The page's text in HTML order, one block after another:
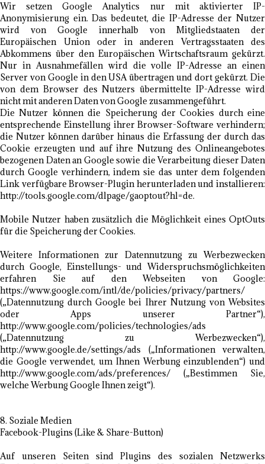
Wir setzen Google Analytics nur mit aktivierter IP-
Anonymisierung ein. Das bedeutet, die IP-Adresse der Nutzer
wird von Google innerhalb von Mitgliedstaaten der
Europäischen Union oder in anderen Vertragsstaaten des
Abkommens über den Europäischen Wirtschaftsraum gekürzt.
Nur in Ausnahmefällen wird die volle IP-Adresse an einen
Server von Google in den USA übertragen und dort gekürzt. Die
von dem Browser des Nutzers übermittelte IP-Adresse wird
nicht mit anderen Daten von Google zusammengeführt.
Die Nutzer können die Speicherung der Cookies durch eine
entsprechende Einstellung ihrer Browser-Software verhindern;
die Nutzer können darüber hinaus die Erfassung der durch das
Cookie erzeugten und auf ihre Nutzung des Onlineangebotes
bezogenen Daten an Google sowie die Verarbeitung dieser Daten
durch Google verhindern, indem sie das unter dem folgenden
Link verfügbare Browser-Plugin herunterladen und installieren:
http://tools.google.com/dlpage/gaoptout?hl=de.
Mobile Nutzer haben zusätzlich die Möglichkeit eines OptOuts
für die Speicherung der Cookies.
Weitere Informationen zur Datennutzung zu Werbezwecken
durch Google, Einstellungs- und Widerspruchsmöglichkeiten
erfahren Sie auf den Webseiten von Google:
https://www.google.com/intl/de/policies/privacy/partners/
(„Datennutzung durch Google bei Ihrer Nutzung von Websites
oder Apps unserer Partner“),
http://www.google.com/policies/technologies/ads
(„Datennutzung zu Werbezwecken“),
http://www.google.de/settings/ads („Informationen verwalten,
die Google verwendet, um Ihnen Werbung einzublenden“) und
http://www.google.com/ads/preferences/ („Bestimmen Sie,
welche Werbung Google Ihnen zeigt“).
8. Soziale Medien
Facebook-Plugins (Like & Share-Button)
Auf unseren Seiten sind Plugins des sozialen Netzwerks